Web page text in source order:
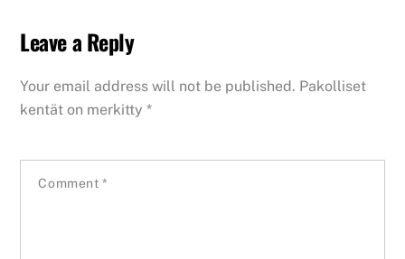
Leave a Reply
Your email address will not be published. Pakolliset
kentät on merkitty*
Comment *